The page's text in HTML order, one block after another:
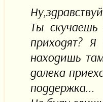
Ты
приходят?
находишь
далека
поддержка...